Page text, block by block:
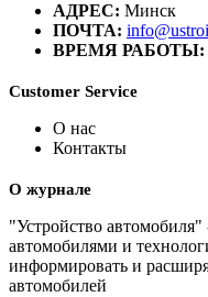
АДРЕС: Минск
ПОЧТА:
ВРЕМЯ РАБОТЫ:
Customer Service
О нас
Контакты
О журнале
"Устройство автомобиля"
автомобилями и
информировать и
автомобилей